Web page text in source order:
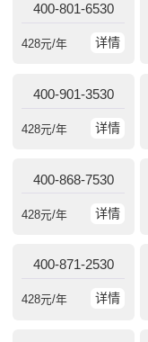
400-801-6530
详情
428元/年
400-901-3530
详情
428元/年
400-868-7530
详情
428元/年
400-871-2530
详情
428元/年